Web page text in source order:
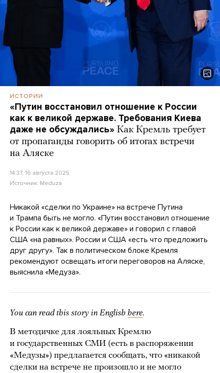
ИСТОРИИ
«Путин восстановил отношение к России
как к великой державе. Требования Киева
даже не обсуждались» Как Кремль требует
от пропаганды говорить об итогах встречи
на Аляске
14:37, 16 августа 2025
Источник: Meduza
Никакой «сделки по Украине» на встрече Путина
и Трампа быть не могло. «Путин восстановил отношение
к России как к великой державе» и говорил с главой
США «на равных». России и США «есть что предложить
друг другу». Так в политическом блоке Кремля
рекомендуют освещать итоги переговоров на Аляске,
выяснила «Медуза».
You can read this story in English here.
В методичке для лояльных Кремлю
и государственных СМИ (есть в распоряжении
«Медузы») предлагается сообщать, что «никакой
сделки на встрече не произошло и не могло